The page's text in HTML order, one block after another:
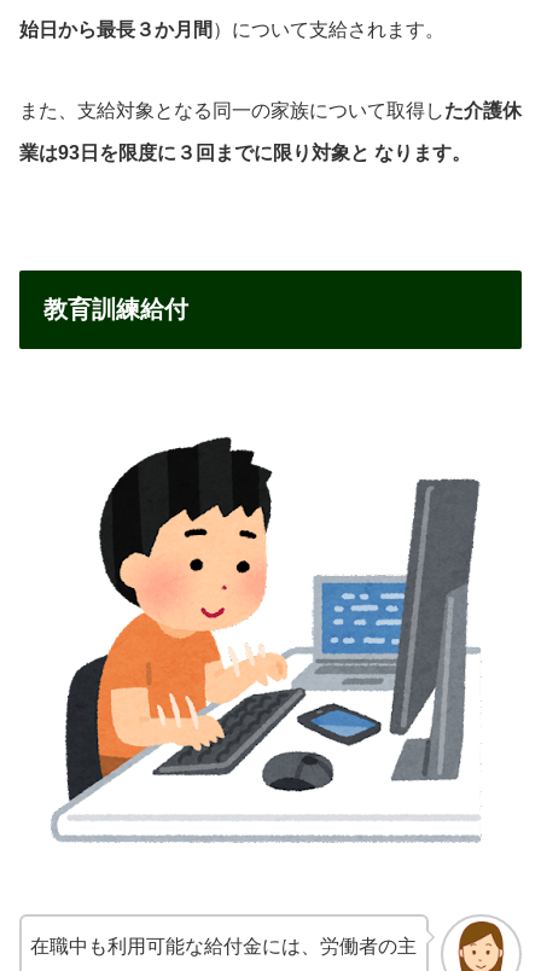
始日から最長３か月間 ）について支給されます。
また、支給対象となる同一の家族について取得した介護休
業は93日を限度に３回までに限り対象と なります。
教育訓練給付
在職中も利用可能な給付金には、労働者の主